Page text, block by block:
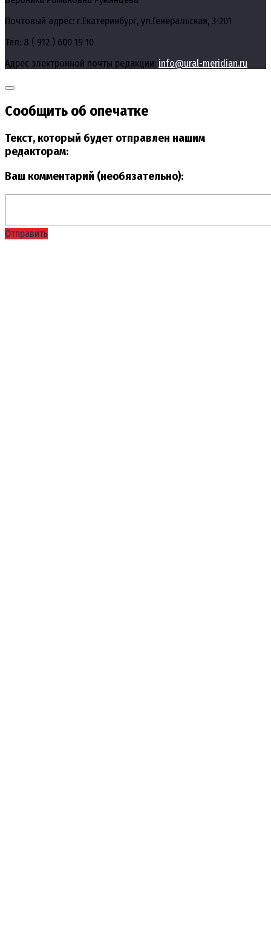
Почтовый адрес: г.Екатеринбург, ул.Генеральская, 3-201
Тел: 8 ( 912 ) 600 19 10
Адрес электронной почты редакции: info@ural-meridian.ru
Сообщить об опечатке
Текст, который будет отправлен нашим
редакторам:
Ваш комментарий (необязательно):
Отправить